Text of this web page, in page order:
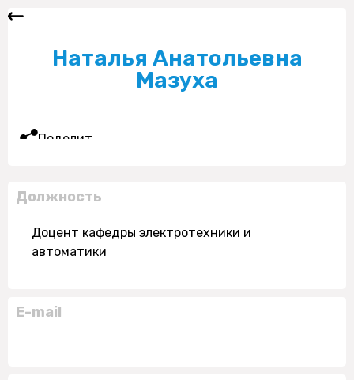
Наталья Анатольевна
Мазуха
Поделиться
Должность
Доцент кафедры электротехники и
автоматики
E-mail